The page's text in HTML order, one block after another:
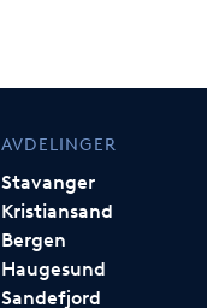
AVDELINGER
Stavanger
Kristiansand
Bergen
Haugesund
Sandefjord